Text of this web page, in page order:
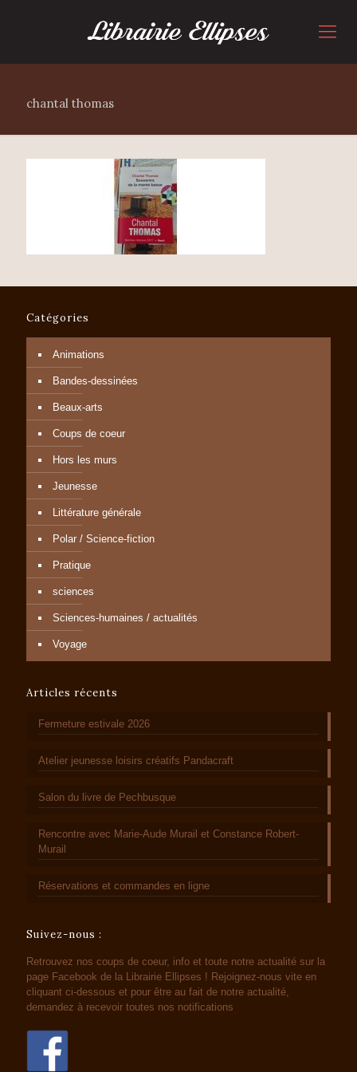
chantal thomas
Catégories
Animations
Bandes-dessinées
Beaux-arts
Coups de coeur
Hors les murs
Jeunesse
Littérature générale
Polar / Science-fiction
Pratique
sciences
Sciences-humaines / actualités
Voyage
Articles récents
Fermeture estivale 2026
Atelier jeunesse loisirs créatifs Pandacraft
Salon du livre de Pechbusque
Rencontre avec Marie-Aude Murail et Constance Robert-
Murail
Réservations et commandes en ligne
Suivez-nous :
Retrouvez nos coups de coeur, info et toute notre actualité sur la
page Facebook de la Librairie Ellipses ! Rejoignez-nous vite en
cliquant ci-dessous et pour être au fait de notre actualité,
demandez à recevoir toutes nos notifications